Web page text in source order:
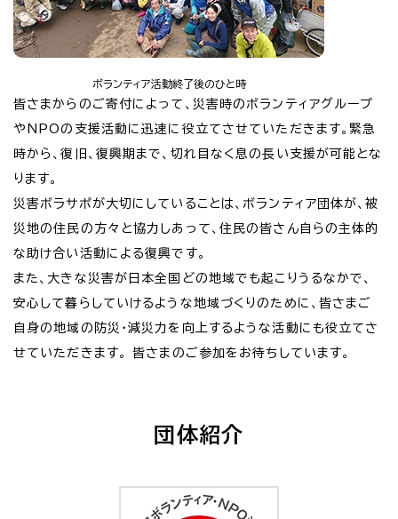
皆さまからのご寄付によって、災害時のボランティアグループ
やNPOの支援活動に迅速に役立てさせていただきます。緊急
時から、復旧、復興期まで、切れ目なく息の長い支援が可能とな
ります。
災害ボラサポが大切にしていることは、ボランティア団体が、被
災地の住民の方々と協力しあって、住民の皆さん自らの主体的
な助け合い活動による復興です。
また、大きな災害が日本全国どの地域でも起こりうるなかで、
安心して暮らしていけるような地域づくりのために、皆さまご
自身の地域の防災・減災力を向上するような活動にも役立てさ
せていただきます。 皆さまのご参加をお待ちしています。
ボランティア活動終了後のひと時
団体紹介